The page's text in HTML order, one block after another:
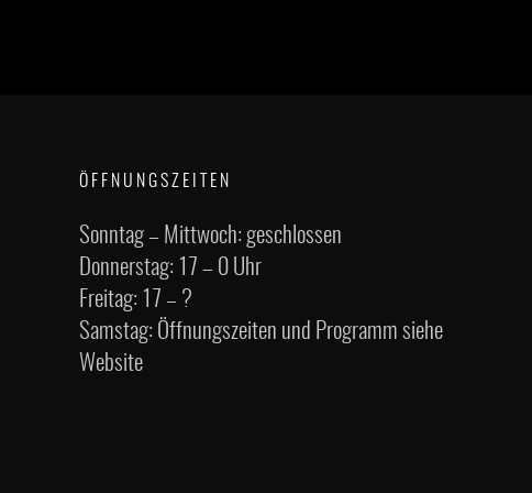
ÖFFNUNGSZEITEN
Sonntag – Mittwoch: geschlossen
Donnerstag: 17 – 0 Uhr
Freitag: 17 – ?
Samstag: Öffnungszeiten und Programm siehe
Website